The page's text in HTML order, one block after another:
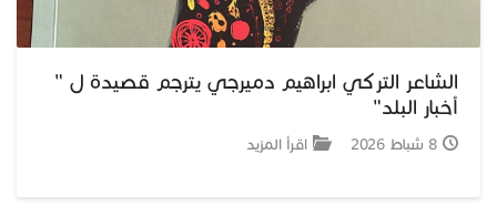
الشاعر التركي ابراهيم دميرجي يترجم قصيدة ل "
أخبار البلد"
8 شباط 2026 اقرأ المزيد